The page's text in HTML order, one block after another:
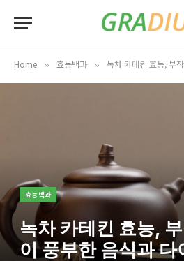
Home » 효능백과 » 녹차 카테킨 효능, 부작용,
효능백과
녹차 카테킨 효능,
이 풍부한 음식과 다